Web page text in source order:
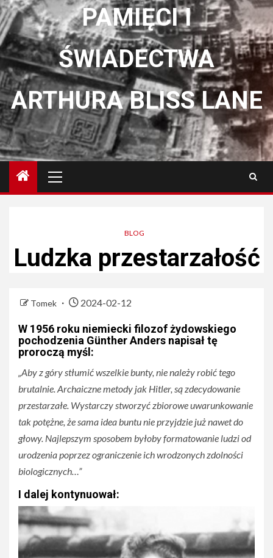
PAMIĘCI I
ŚWIADECTWA
ARTHURA BLISS LANE
główne
BLOG
Ludzka przestarzałość
Tomek 2024-02-12
W 1956 roku niemiecki filozof żydowskiego
pochodzenia Günther Anders napisał tę
proroczą myśl:
„Aby z góry stłumić wszelkie bunty, nie należy robić tego
brutalnie. Archaiczne metody jak Hitler, są zdecydowanie
przestarzałe. Wystarczy stworzyć zbiorowe uwarunkowanie
tak potężne, że sama idea buntu nie przyjdzie już nawet do
głowy. Najlepszym sposobem byłoby formatowanie ludzi od
urodzenia poprzez ograniczenie ich wrodzonych zdolności
biologicznych…”
I dalej kontynuował: